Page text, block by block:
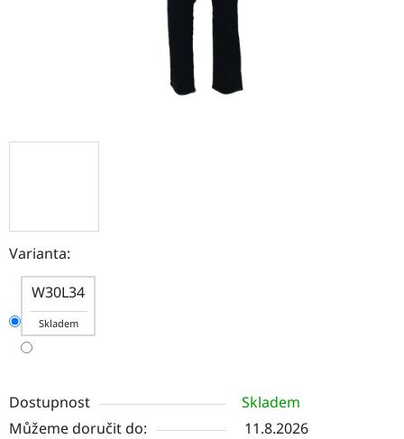
Varianta:
W30L34
Skladem
Dostupnost
Skladem
Můžeme doručit do:
11.8.2026